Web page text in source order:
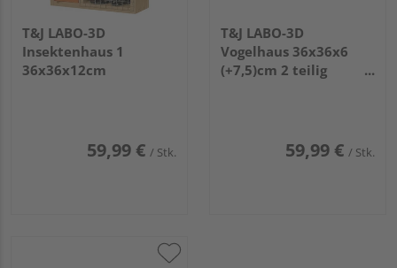
T&J LABO-3D
Insektenhaus 1
36x36x12cm
59,99 € / Stk.
T&J LABO-3D
Vogelhaus 36x36x6
(+7,5)cm 2 teilig
59,99 € / Stk.